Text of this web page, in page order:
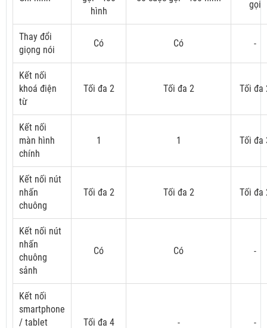
hình
gọi
Thay đổi
giọng nói
Có Có -
Kết nối
khoá điện
từ
Tối đa 2 Tối đa 2 Tối đa
Kết nối
màn hình
chính
1 1 Tối đa
Kết nối nút
nhấn
chuông
Tối đa 2 Tối đa 2 Tối đa
Kết nối nút
nhấn
chuông
sảnh
Có Có -
Kết nối
smartphone
/ tablet
Tối đa 4 - -